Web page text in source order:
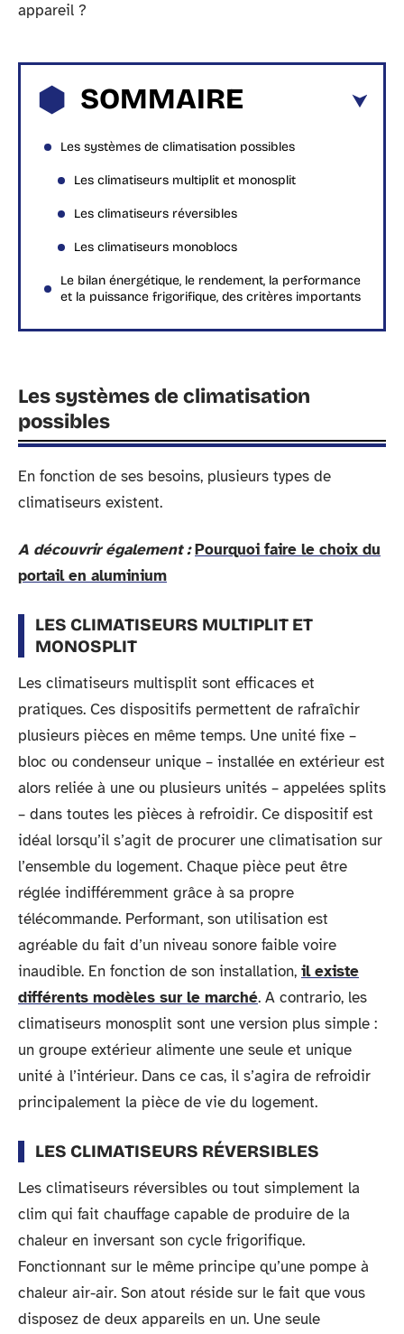
appareil ?
SOMMAIRE
Les systèmes de climatisation possibles
Les climatiseurs multiplit et monosplit
Les climatiseurs réversibles
Les climatiseurs monoblocs
Le bilan énergétique, le rendement, la performance
et la puissance frigorifique, des critères importants
Les systèmes de climatisation
possibles
En fonction de ses besoins, plusieurs types de
climatiseurs existent.
A découvrir également : Pourquoi faire le choix du
portail en aluminium
LES CLIMATISEURS MULTIPLIT ET
MONOSPLIT
Les climatiseurs multisplit sont efficaces et
pratiques. Ces dispositifs permettent de rafraîchir
plusieurs pièces en même temps. Une unité fixe –
bloc ou condenseur unique – installée en extérieur est
alors reliée à une ou plusieurs unités – appelées splits
– dans toutes les pièces à refroidir. Ce dispositif est
idéal lorsqu’il s’agit de procurer une climatisation sur
l’ensemble du logement. Chaque pièce peut être
réglée indifféremment grâce à sa propre
télécommande. Performant, son utilisation est
agréable du fait d’un niveau sonore faible voire
inaudible. En fonction de son installation, il existe
différents modèles sur le marché. A contrario, les
climatiseurs monosplit sont une version plus simple :
un groupe extérieur alimente une seule et unique
unité à l’intérieur. Dans ce cas, il s’agira de refroidir
principalement la pièce de vie du logement.
LES CLIMATISEURS RÉVERSIBLES
Les climatiseurs réversibles ou tout simplement la
clim qui fait chauffage capable de produire de la
chaleur en inversant son cycle frigorifique.
Fonctionnant sur le même principe qu’une pompe à
chaleur air-air. Son atout réside sur le fait que vous
disposez de deux appareils en un. Une seule